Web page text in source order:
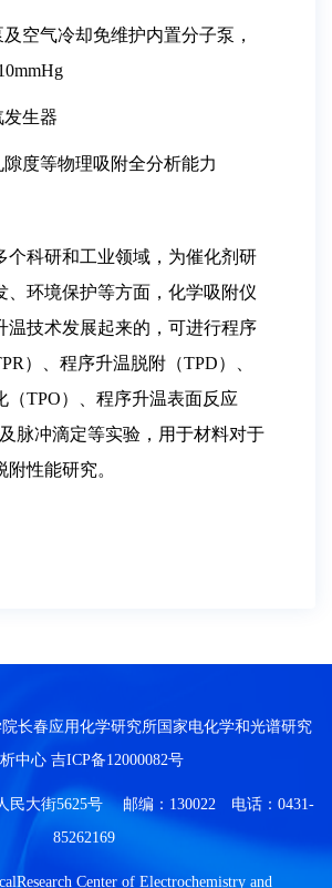
空气冷却免维护内置分子泵，
发生器
隙度等物理吸附全分析能力
个科研和工业领域，为催化剂研
、环境保护等方面，化学吸附仪
温技术发展起来的，可进行程序
）、程序升温脱附（TPD）、
（TPO）、程序升温表面反应
及脉冲滴定等实验，用于材料对于
性能研究。
长春应用化学研究所国家电化学和光谱研究
中心 吉ICP备12000082号
民大街5625号 邮编：130022 电话：0431-
85262169
Center of Electrochemistry and